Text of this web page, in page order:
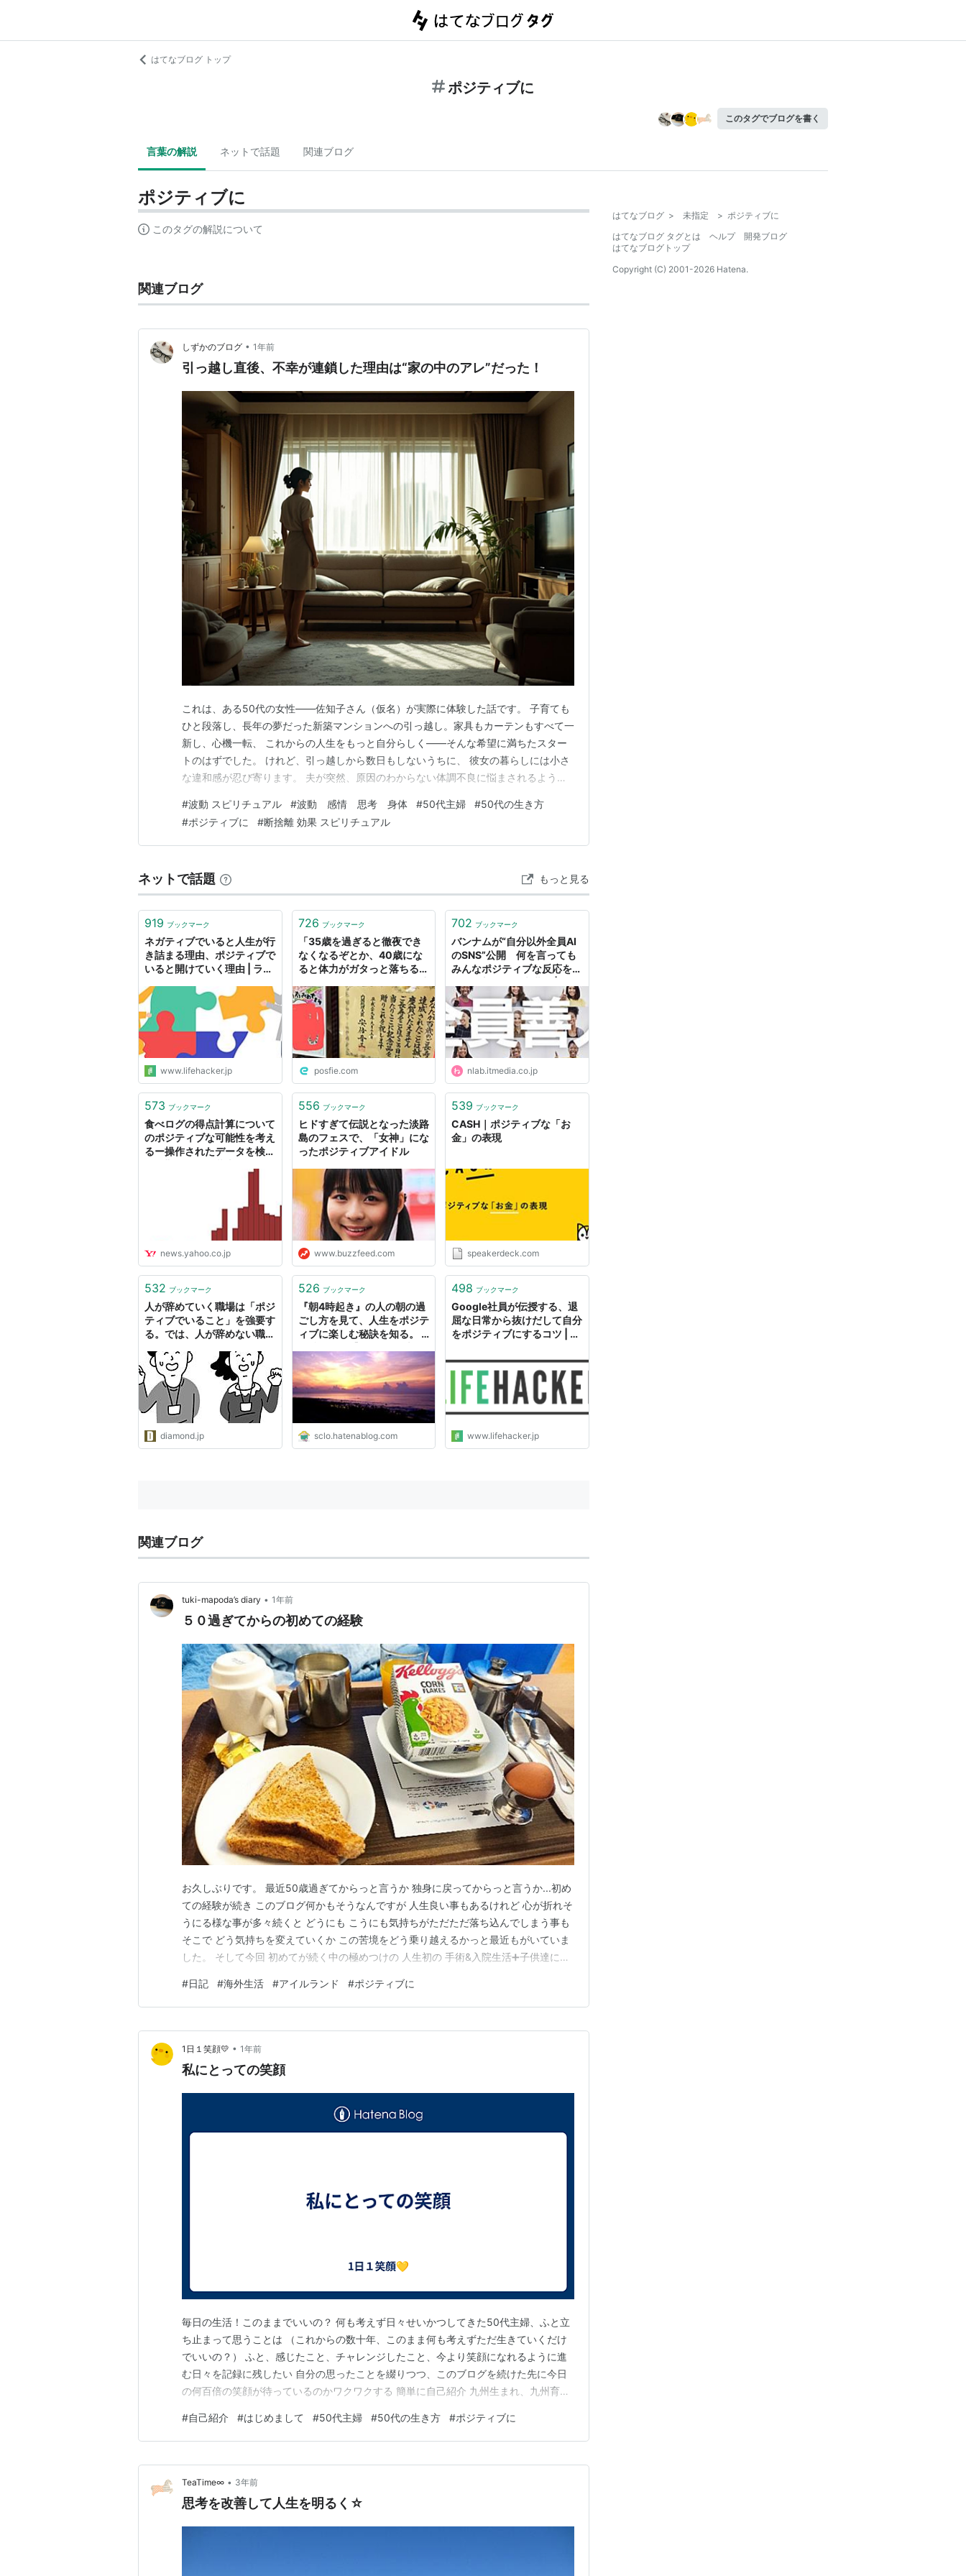
はてなブログ トップ
ポジティブに
このタグでブログを書く
言葉の解説 ネットで話題 関連ブログ
ポジティブに
このタグの解説について
関連ブログ
しずかのブログ • 1年前
引っ越し直後、不幸が連鎖した理由は“家の中のアレ”だった！
これは、ある50代の女性――佐知子さん（仮名）が実際に体験した話です。 子育ても
ひと段落し、長年の夢だった新築マンションへの引っ越し。家具もカーテンもすべて一
新し、心機一転、 これからの人生をもっと自分らしく――そんな希望に満ちたスター
トのはずでした。 けれど、引っ越しから数日もしないうちに、 彼女の暮らしには小さ
な違和感が忍び寄ります。 夫が突然、原因のわからない体調不良に悩まされるように
日が続いたのです。 「なんだろう…この家、空気が重い」 最初は疲れのせいだと思っ
ていました。新生活のストレス、環境の変化、 更年…
#波動 スピリチュアル #波動 感情 思考 身体 #50代主婦 #50代の生き方
#ポジティブに #断捨離 効果 スピリチュアル
ネットで話題 もっと見る
919 ブックマーク
ネガティブでいると人生が行
き詰まる理由、ポジティブで
いると開けていく理由 | ライ
www.lifehacker.jp
726 ブックマーク
「35歳を過ぎると徹夜でき
なくなるぞとか、40歳にな
ると体力がガタっと落ちる
ねることで逆にどんなポジテ
ィブなことがあるのか、とい
う話
posfie.com
702 ブックマーク
バンナムが“自分以外全員AI
のSNS”公開 何を言っても
みんなポジティブな反応をく
らぼ
nlab.itmedia.co.jp
573 ブックマーク
食べログの得点計算について
のポジティブな可能性を考え
るー操作されたデータを検証
news.yahoo.co.jp
556 ブックマーク
ヒドすぎて伝説となった淡路
島のフェスで、「女神」にな
ったポジティブアイドル
www.buzzfeed.com
539 ブックマーク
CASH｜ポジティブな「お
金」の表現
speakerdeck.com
532 ブックマーク
人が辞めていく職場は「ポジ
ティブでいること」を強要す
る。では、人が辞めない職場
diamond.jp
526 ブックマーク
『朝4時起き』の人の朝の過
ごし方を見て、人生をポジテ
ィブに楽しむ秘訣を知る。 -
30冊読んで勉強するブロ
グ】
sclo.hatenablog.com
498 ブックマーク
Google社員が伝授する、退
屈な日常から抜けだして自分
をポジティブにするコツ | ラ
www.lifehacker.jp
関連ブログ
tuki-mapoda’s diary • 1年前
５０過ぎてからの初めての経験
お久しぶりです。 最近50歳過ぎてからっと言うか 独身に戻ってからっと言うか...初め
ての経験が続き このブログ何かもそうなんですが 人生良い事もあるけれど 心が折れそ
うにる様な事が多々続くと どうにも こうにも気持ちがただただ落ち込んでしまう事も
そこで どう気持ちを変えていくか この苦境をどう乗り越えるかっと最近もがいていま
した。 そして今回 初めてが続く中の極めつけの 人生初の 手術&入院生活➕️子供達に全
で少し緊張気味だった事が彼にも伝わっていた様で 朝早でしたが 私に付き添って病院
まで送ってくれ 家では…
#日記 #海外生活 #アイルランド #ポジティブに
1日１笑顔💛 • 1年前
私にとっての笑顔
毎日の生活！このままでいいの？ 何も考えず日々せいかつしてきた50代主婦、ふと立
ち止まって思うことは （これからの数十年、このまま何も考えずただ生きていくだけ
でいいの？） ふと、感じたこと、チャレンジしたこと、今より笑顔になれるように進
む日々を記録に残したい 自分の思ったことを綴りつつ、このブログを続けた先に今日
の何百倍の笑顔が待っているのかワクワクする 簡単に自己紹介 九州生まれ、九州育
少しでも嬉しい事や、笑顔になれることを見つけながら生活していきたいと思ってます
今はパートタイマーです 書いていきたい内容 日々…
#自己紹介 #はじめまして #50代主婦 #50代の生き方 #ポジティブに
TeaTime∞ • 3年前
思考を改善して人生を明るく☆
はてなブログ > 未指定 > ポジティブに
はてなブログ タグとは
ヘルプ
開発ブログ
はてなブログトップ
Copyright (C) 2001-2026 Hatena.